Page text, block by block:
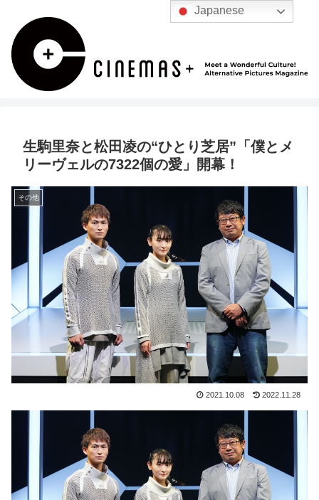
生駒里奈と松田凌の“ひとり芝居”「僕とメ
リーヴェルの7322個の愛」開幕！
その他
2021.10.08 2022.11.28
Japanese